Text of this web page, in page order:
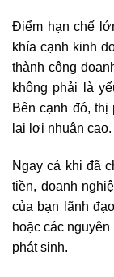
Điểm hạn chế
khía cạnh kinh
thành công
không phải là
Bên cạnh đó,
lại lợi nhuận cao.
Ngay cả khi đã
tiền, doanh
của bạn lãnh
hoặc các
phát sinh.